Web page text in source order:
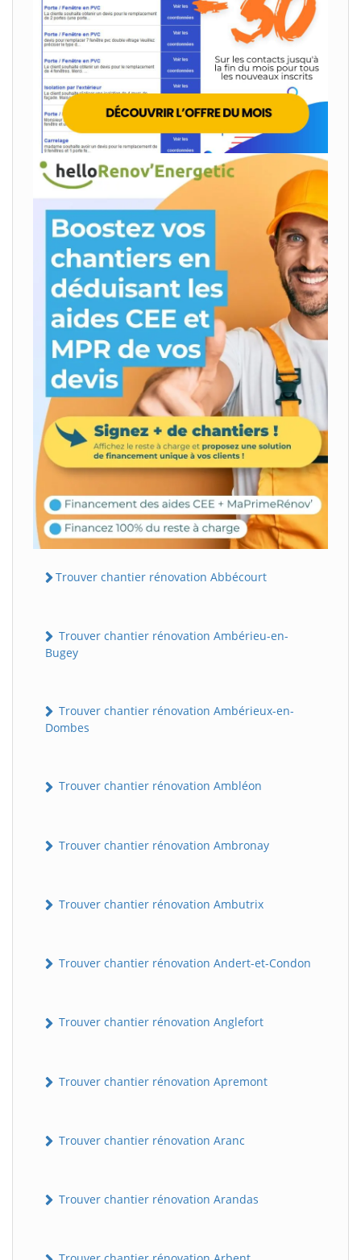
Trouver chantier rénovation Abbécourt
Trouver chantier rénovation Ambérieu-en-
Bugey
Trouver chantier rénovation Ambérieux-en-
Dombes
Trouver chantier rénovation Ambléon
Trouver chantier rénovation Ambronay
Trouver chantier rénovation Ambutrix
Trouver chantier rénovation Andert-et-Condon
Trouver chantier rénovation Anglefort
Trouver chantier rénovation Apremont
Trouver chantier rénovation Aranc
Trouver chantier rénovation Arandas